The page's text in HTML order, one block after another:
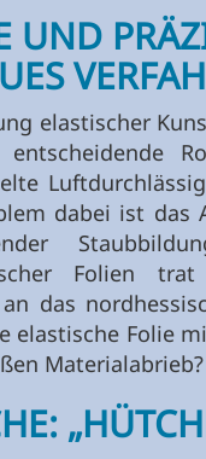
UND
elastischer
dabei ist das
Folien
das
elastische Folie
Materialabrieb?